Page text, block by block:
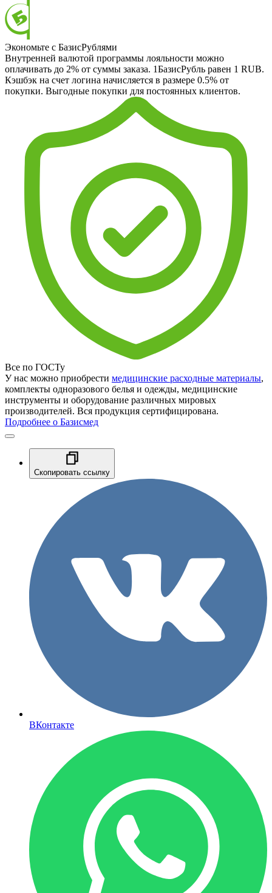
Экономьте с БазисРублями
Внутренней валютой программы лояльности можно
оплачивать до 2% от суммы заказа. 1БазисРубль равен 1 RUB.
Кэшбэк на счет логина начисляется в размере 0.5% от
покупки. Выгодные покупки для постоянных клиентов.
Все по ГОСТу
У нас можно приобрести медицинские расходные материалы,
комплекты одноразового белья и одежды, медицинские
инструменты и оборудование различных мировых
производителей. Вся продукция сертифицирована.
Подробнее о Базисмед
Скопировать ссылку
ВКонтакте